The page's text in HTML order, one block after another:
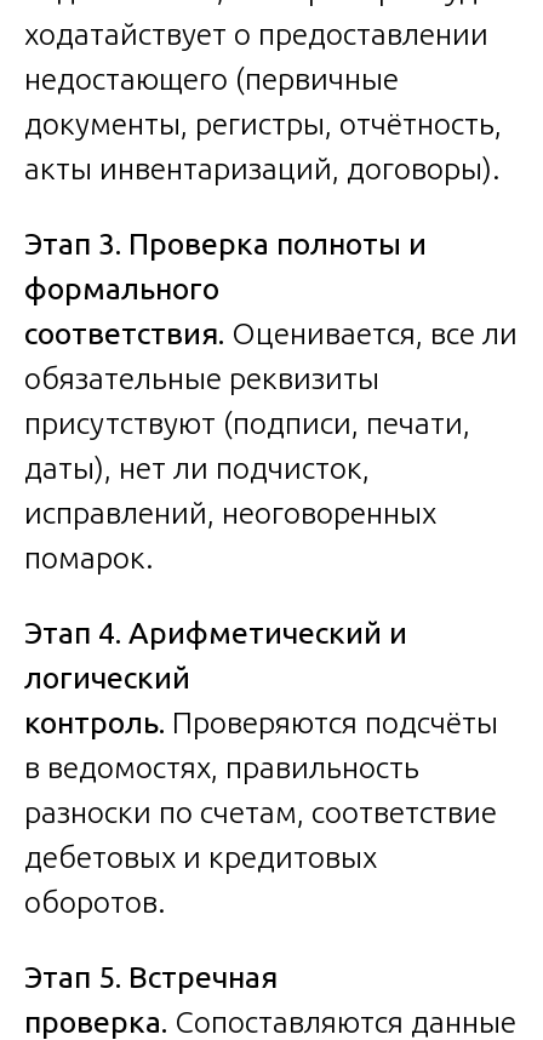
ходатайствует о предоставлении
недостающего (первичные
документы, регистры, отчётность,
акты инвентаризаций, договоры).
Этап 3. Проверка полноты и
формального
соответствия. Оценивается, все ли
обязательные реквизиты
присутствуют (подписи, печати,
даты), нет ли подчисток,
исправлений, неоговоренных
помарок.
Этап 4. Арифметический и
логический
контроль. Проверяются подсчёты
в ведомостях, правильность
разноски по счетам, соответствие
дебетовых и кредитовых
оборотов.
Этап 5. Встречная
проверка. Сопоставляются данные